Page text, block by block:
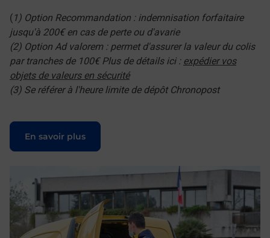
( 1) Option Recommandation : indemnisation forfaitaire
jusqu'à 200€ en cas de perte ou d'avarie
(2) Option Ad valorem : permet d'assurer la valeur du colis
par tranches de 100€ Plus de détails ici : expédier vos
objets de valeurs en sécurité
(3) Se référer à l'heure limite de dépôt Chronopost
En savoir plus
Le lien s'ouvre dans un nouvel onglet